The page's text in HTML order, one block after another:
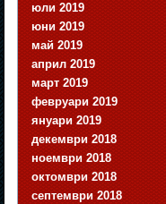
юли 2019
юни 2019
май 2019
април 2019
март 2019
февруари 2019
януари 2019
декември 2018
ноември 2018
октомври 2018
септември 2018